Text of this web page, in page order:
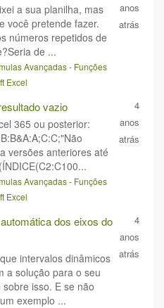
a sua planilha, mas
você pretende fazer.
números repetidos de
de ...
anos
atrás
Avançadas - Funções
Excel
vazio
365 ou posterior:
versões anteriores até
4
anos
atrás
Avançadas - Funções
Excel
dos eixos do
intervalos dinâmicos
a solução para o seu
isso. E se não
exemplo ...
4
anos
atrás